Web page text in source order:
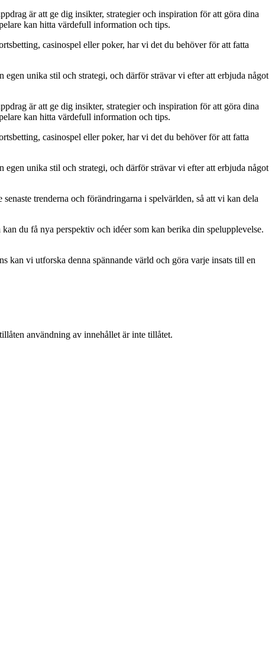
är att ge dig insikter, strategier och inspiration för att göra dina
kan hitta värdefull information och tips.
casinospel eller poker, har vi det du behöver för att fatta
unika stil och strategi, och därför strävar vi efter att erbjuda något
är att ge dig insikter, strategier och inspiration för att göra dina
kan hitta värdefull information och tips.
casinospel eller poker, har vi det du behöver för att fatta
unika stil och strategi, och därför strävar vi efter att erbjuda något
trenderna och förändringarna i spelvärlden, så att vi kan dela
du få nya perspektiv och idéer som kan berika din spelupplevelse.
kan vi utforska denna spännande värld och göra varje insats till en
användning av innehållet är inte tillåtet.